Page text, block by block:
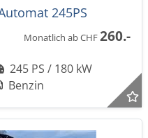
245PS
Monatlich ab CHF260.-
245 PS / 180 kW
Benzin